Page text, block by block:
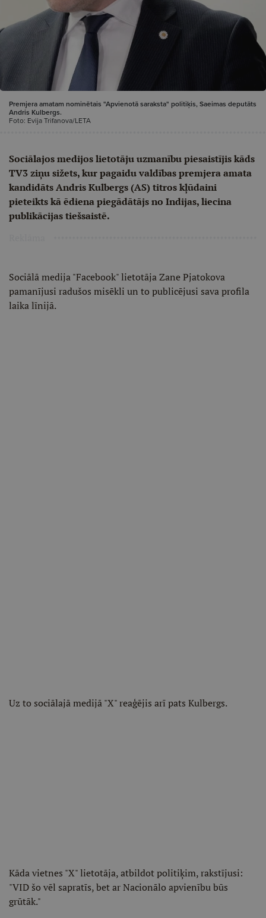
Premjera amatam nominētais "Apvienotā saraksta" politiķis, Saeimas deputāts
Andris Kulbergs.
Foto: Evija Trifanova/LETA
Sociālajos medijos lietotāju uzmanību piesaistījis kāds
TV3 ziņu sižets, kur pagaidu valdības premjera amata
kandidāts Andris Kulbergs (AS) titros kļūdaini
pieteikts kā ēdiena piegādātājs no Indijas, liecina
publikācijas tiešsaistē.
Sociālā medija "Facebook" lietotāja Zane Pjatokova
pamanījusi radušos misēkli un to publicējusi sava profila
laika līnijā.
Uz to sociālajā medijā "X" reaģējis arī pats Kulbergs.
Kāda vietnes "X" lietotāja, atbildot politiķim, rakstījusi:
"VID šo vēl sapratīs, bet ar Nacionālo apvienību būs
grūtāk."